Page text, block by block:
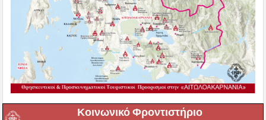
Κοινωνικό Φροντιστήριο